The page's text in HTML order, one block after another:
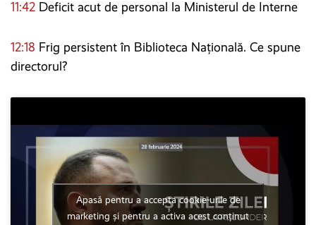
11:42 Deficit acut de personal la Ministerul de Interne
12:18 Frig persistent în Biblioteca Națională. Ce spune
directorul?
Apasă pentru a accepta cookie-urile de
marketing și pentru a activa acest conținut